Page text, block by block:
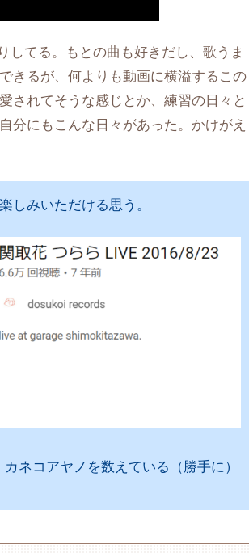
してる。もとの曲も好きだし、歌うま
きるが、何よりも動画に横溢するこの
されてそうな感じとか、練習の日々と
分にもこんな日々があった。かけがえ
しみいただける思う。
ネコアヤノを数えている（勝手に）